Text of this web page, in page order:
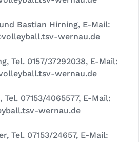
Bastian Hirning, E-Mail:
wernau.de
Tel. 0157/37292038, E-Mail:
wernau.de
Tel. 07153/4065577, E-Mail:
wernau.de
Tel. 07153/24657, E-Mail: